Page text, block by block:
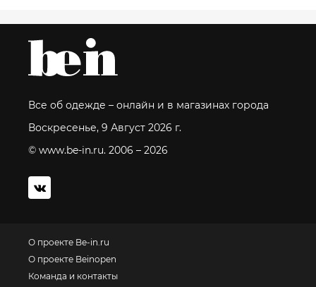
Все об одежде – онлайн и в магазинах города
Воскресенье, 9 Август 2026 г.
© www.be-in.ru. 2006 – 2026
О проекте Be-in.ru
О проекте Beinopen
Команда и контакты